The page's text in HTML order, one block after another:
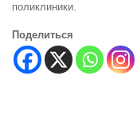
поликлиники.
Поделиться